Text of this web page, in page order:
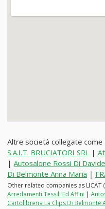
Altre società collegate come
S.A.I.T. BRUCIATORI SRL |
| Autosalone Rossi Di
Di Belmonte Anna Maria |
Other related companies as LICAT
Arredamenti Tessili Ed Affini |
Cartolibreria La Clips Di Belmonte